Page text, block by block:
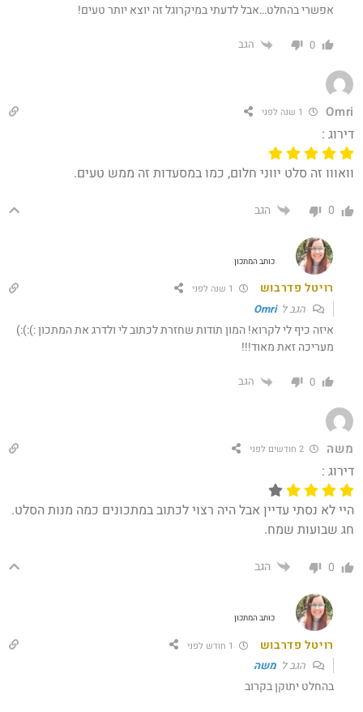
אפשרי בהחלט…אבל לדעתי במיקרוגל זה יוצא יותר טעים!
0 הגב
Omri
דירוג :
וואווו זה סלט יווני חלום, כמו במסעדות זה ממש טעים.
0 הגב
כותב המתכון
רויטל פדרבוש
הגב לOmri
איזה כיף לי לקרוא! המון תודות שחזרת לכתוב לי ולדרג את המתכון :):):)
מעריכה זאת מאוד!!!
0 הגב
משה 2 חודשים לפני
דירוג :
היי לא נסתי עדיין אבל היה רצוי לכתוב במתכונים כמה מנות הסלט.
חג שבועות שמח.
0 הגב
כותב המתכון
רויטל פדרבוש
הגב ל משה
בהחלט יתוקן בקרוב